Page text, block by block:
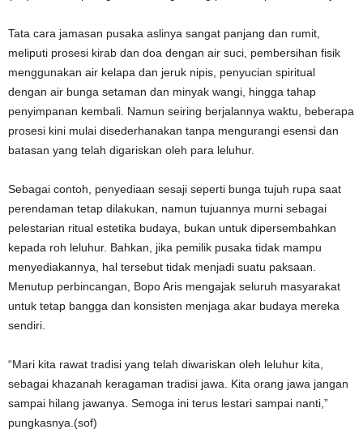
Tata cara jamasan pusaka aslinya sangat panjang dan rumit,
meliputi prosesi kirab dan doa dengan air suci, pembersihan fisik
menggunakan air kelapa dan jeruk nipis, penyucian spiritual
dengan air bunga setaman dan minyak wangi, hingga tahap
penyimpanan kembali. Namun seiring berjalannya waktu, beberapa
prosesi kini mulai disederhanakan tanpa mengurangi esensi dan
batasan yang telah digariskan oleh para leluhur.
Sebagai contoh, penyediaan sesaji seperti bunga tujuh rupa saat
perendaman tetap dilakukan, namun tujuannya murni sebagai
pelestarian ritual estetika budaya, bukan untuk dipersembahkan
kepada roh leluhur. Bahkan, jika pemilik pusaka tidak mampu
menyediakannya, hal tersebut tidak menjadi suatu paksaan.
Menutup perbincangan, Bopo Aris mengajak seluruh masyarakat
untuk tetap bangga dan konsisten menjaga akar budaya mereka
sendiri.
“Mari kita rawat tradisi yang telah diwariskan oleh leluhur kita,
sebagai khazanah keragaman tradisi jawa. Kita orang jawa jangan
sampai hilang jawanya. Semoga ini terus lestari sampai nanti,”
pungkasnya.(sof)